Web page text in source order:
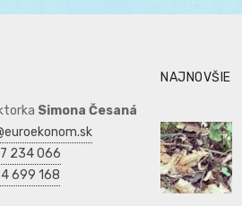
Simona Česaná
234 066
699 168
NAJNOVŠIE